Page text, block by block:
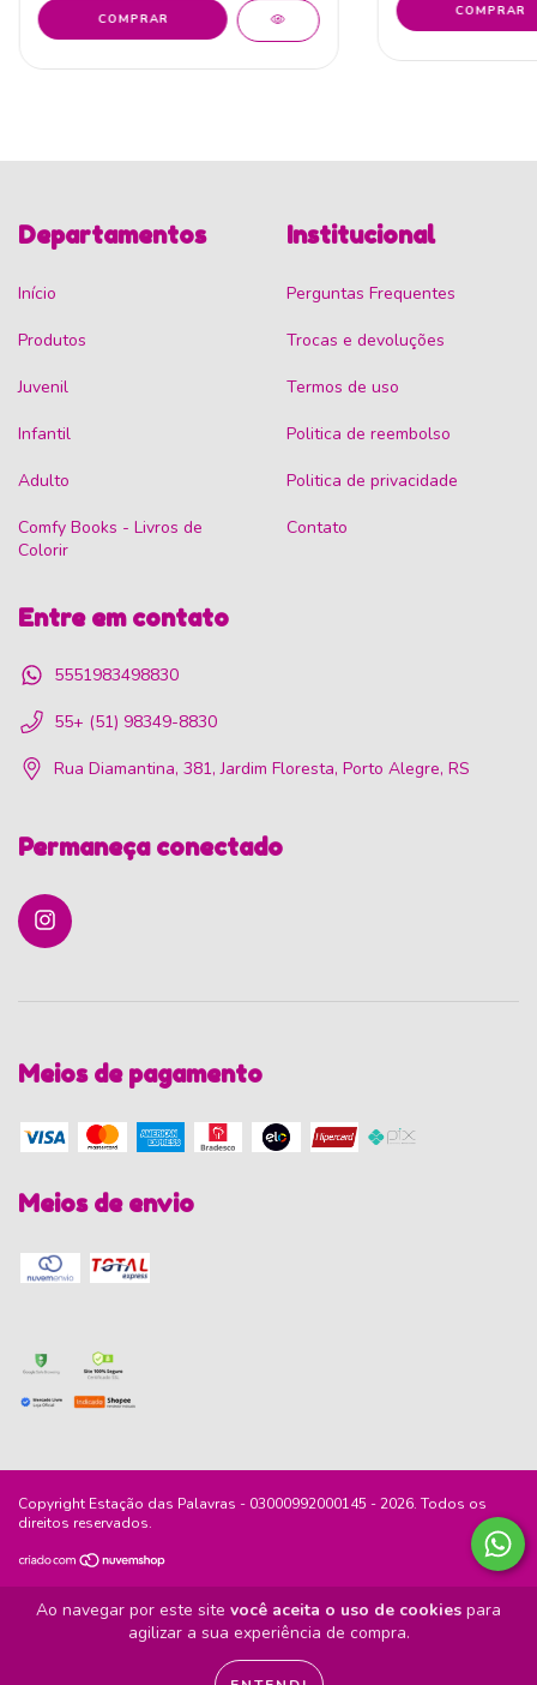
Ao navegar por este site você aceita o uso de cookies para
agilizar a sua experiência de compra.
Departamentos
Início
Produtos
Juvenil
Infantil
Adulto
Comfy Books - Livros de
Colorir
Institucional
Perguntas Frequentes
Trocas e devoluções
Termos de uso
Politica de reembolso
Politica de privacidade
Contato
Entre em contato
5551983498830
55+ (51) 98349-8830
Rua Diamantina, 381, Jardim Floresta, Porto Alegre, RS
Permaneça conectado
Meios de pagamento
Meios de envio
Copyright Estação das Palavras - 03000992000145 - 2026. Todos os
direitos reservados.